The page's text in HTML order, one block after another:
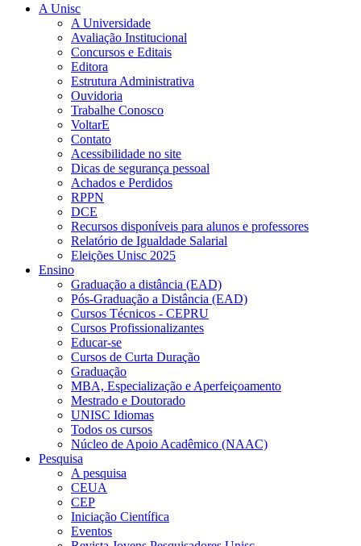
A Unisc
A Universidade
Avaliação Institucional
Concursos e Editais
Editora
Estrutura Administrativa
Ouvidoria
Trabalhe Conosco
VoltarE
Contato
Acessibilidade no site
Dicas de segurança pessoal
Achados e Perdidos
RPPN
DCE
Recursos disponíveis para alunos e professores
Relatório de Igualdade Salarial
Eleições Unisc 2025
Ensino
Graduação a distância (EAD)
Pós-Graduação a Distância (EAD)
Cursos Técnicos - CEPRU
Cursos Profissionalizantes
Educar-se
Cursos de Curta Duração
Graduação
MBA, Especialização e Aperfeiçoamento
Mestrado e Doutorado
UNISC Idiomas
Todos os cursos
Núcleo de Apoio Acadêmico (NAAC)
Pesquisa
A pesquisa
CEUA
CEP
Iniciação Científica
Eventos